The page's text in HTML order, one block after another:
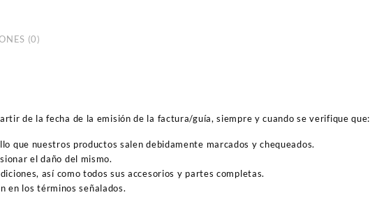
(0)
de la fecha de la emisión de la factura/guía, siempre y cuando se verifique que:
que nuestros productos salen debidamente marcados y chequeados.
el daño del mismo.
así como todos sus accesorios y partes completas.
en los términos señalados.